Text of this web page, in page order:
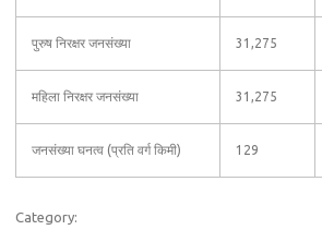
पुरुष निरक्षर जनसंख्या 31,275
महिला निरक्षर जनसंख्या 31,275
जनसंख्या घनत्व (प्रति वर्ग किमी) 129
Category: